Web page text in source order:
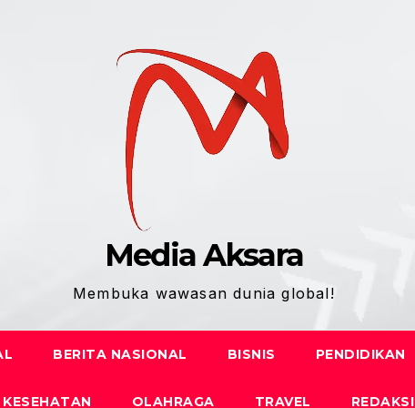
Media Aksara
Membuka wawasan dunia global!
BERITA NASIONAL BISNIS PENDIDIKAN
KESEHATAN OLAHRAGA TRAVEL REDAKSI